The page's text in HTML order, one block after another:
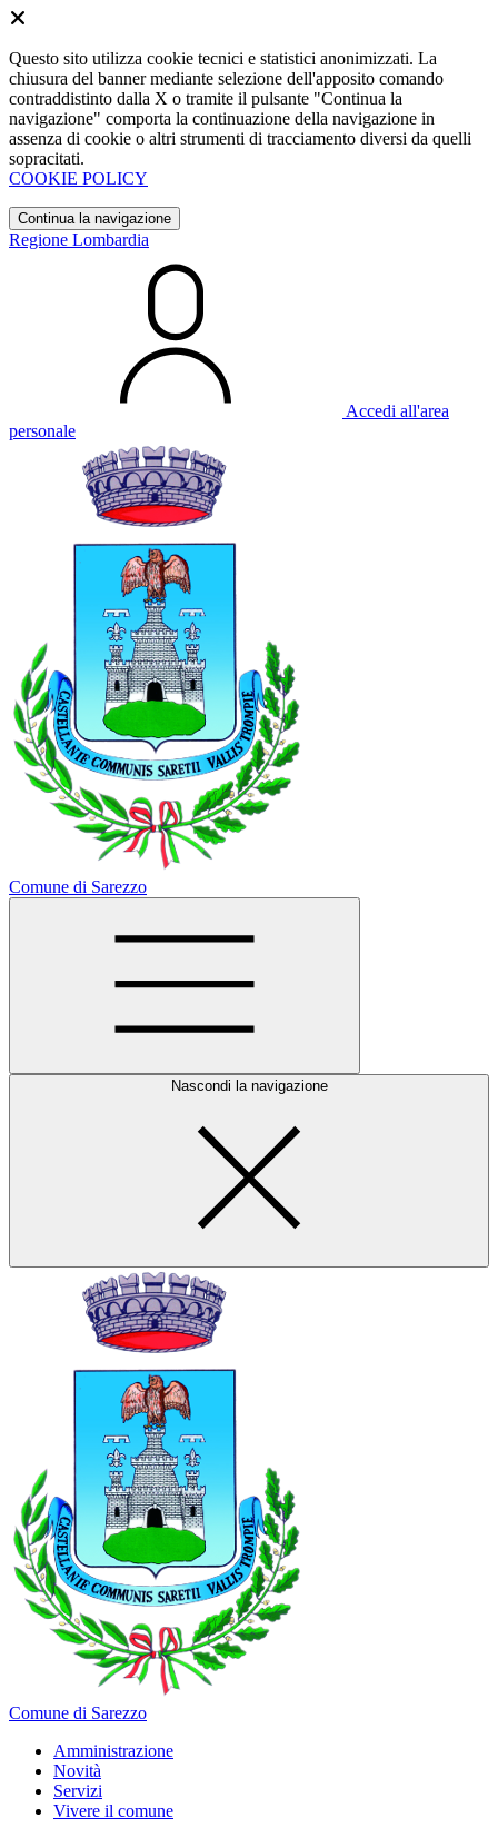
Questo sito utilizza cookie tecnici e statistici anonimizzati. La
chiusura del banner mediante selezione dell'apposito comando
contraddistinto dalla X o tramite il pulsante "Continua la
navigazione" comporta la continuazione della navigazione in
assenza di cookie o altri strumenti di tracciamento diversi da quelli
sopracitati.
COOKIE POLICY
Continua la navigazione
Regione Lombardia
Accedi all'area
personale
Comune di Sarezzo
Nascondi la navigazione
Comune di Sarezzo
Amministrazione
Novità
Servizi
Vivere il comune